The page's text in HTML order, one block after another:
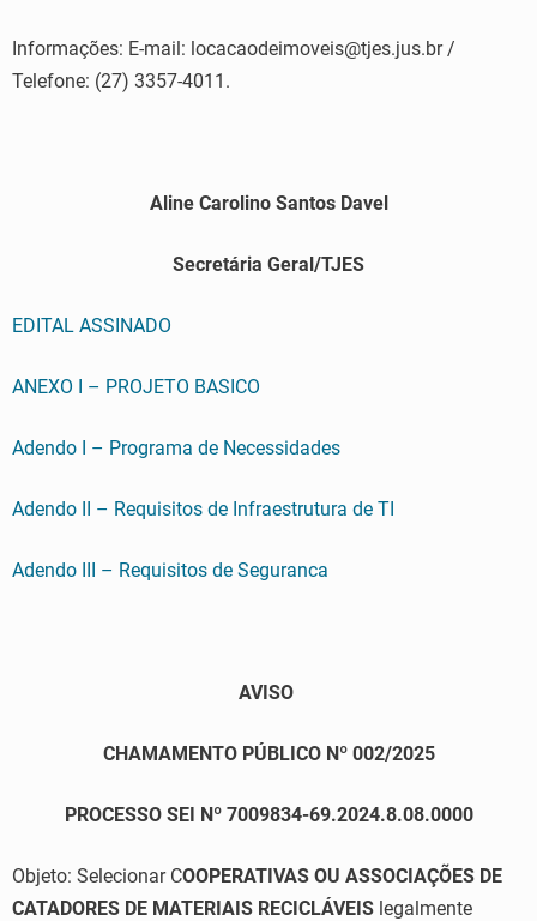
Informações: E-mail: locacaodeimoveis@tjes.jus.br /
Telefone: (27) 3357-4011.
Aline Carolino Santos Davel
Secretária Geral/TJES
EDITAL ASSINADO
ANEXO I – PROJETO BASICO
Adendo I – Programa de Necessidades
Adendo II – Requisitos de Infraestrutura de TI
Adendo III – Requisitos de Seguranca
AVISO
CHAMAMENTO PÚBLICO Nº 002/2025
PROCESSO SEI Nº 7009834-69.2024.8.08.0000
Objeto: Selecionar COOPERATIVAS OU ASSOCIAÇÕES DE
CATADORES DE MATERIAIS RECICLÁVEIS legalmente